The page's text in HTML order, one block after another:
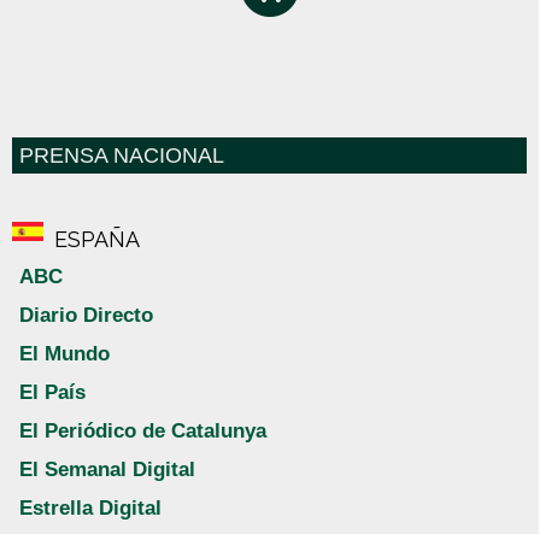
PRENSA NACIONAL
ESPAÑA
ABC
Diario Directo
El Mundo
El País
El Periódico de Catalunya
El Semanal Digital
Estrella Digital